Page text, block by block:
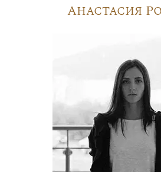
Анастасия